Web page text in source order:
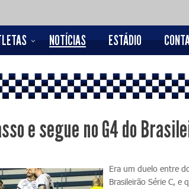
NOTÍCIAS ESTÁDIO
e segue no G4 do
Era um duelo entre
Brasileirão Série C, e